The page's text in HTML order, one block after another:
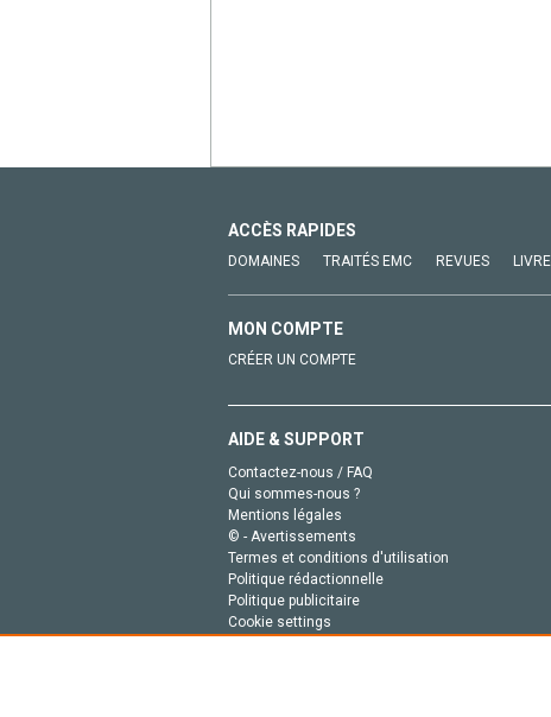
ACCÈS RAPIDES
DOMAINES TRAITÉS EMC REVUES
MON COMPTE
CRÉER UN COMPTE
AIDE & SUPPORT
Contactez-nous / FAQ
Qui sommes-nous ?
Mentions légales
© - Avertissements
Termes et conditions d'utilisation
Politique rédactionnelle
Politique publicitaire
Cookie settings